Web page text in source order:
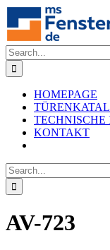
Skip
Search
for:
HOMEPAGE
TECHNISCHE
KONTAKT
Search
for:
AV-723